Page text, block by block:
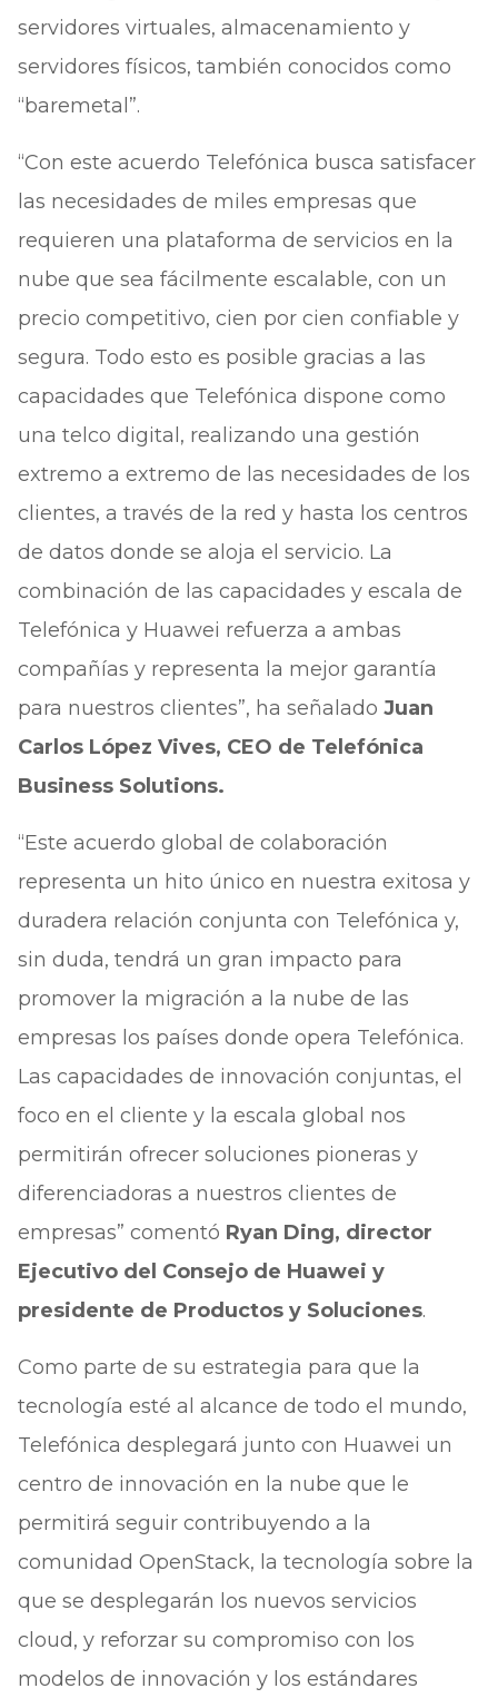
servidores virtuales, almacenamiento y
servidores físicos, también conocidos como
“baremetal”.
“Con este acuerdo Telefónica busca satisfacer
las necesidades de miles empresas que
requieren una plataforma de servicios en la
nube que sea fácilmente escalable, con un
precio competitivo, cien por cien confiable y
segura. Todo esto es posible gracias a las
capacidades que Telefónica dispone como
una telco digital, realizando una gestión
extremo a extremo de las necesidades de los
clientes, a través de la red y hasta los centros
de datos donde se aloja el servicio. La
combinación de las capacidades y escala de
Telefónica y Huawei refuerza a ambas
compañías y representa la mejor garantía
para nuestros clientes”, ha señalado Juan
Carlos López Vives, CEO de Telefónica
Business Solutions.
“Este acuerdo global de colaboración
representa un hito único en nuestra exitosa y
duradera relación conjunta con Telefónica y,
sin duda, tendrá un gran impacto para
promover la migración a la nube de las
empresas los países donde opera Telefónica.
Las capacidades de innovación conjuntas, el
foco en el cliente y la escala global nos
permitirán ofrecer soluciones pioneras y
diferenciadoras a nuestros clientes de
empresas” comentó Ryan Ding, director
Ejecutivo del Consejo de Huawei y
presidente de Productos y Soluciones.
Como parte de su estrategia para que la
tecnología esté al alcance de todo el mundo,
Telefónica desplegará junto con Huawei un
centro de innovación en la nube que le
permitirá seguir contribuyendo a la
comunidad OpenStack, la tecnología sobre la
que se desplegarán los nuevos servicios
cloud, y reforzar su compromiso con los
modelos de innovación y los estándares